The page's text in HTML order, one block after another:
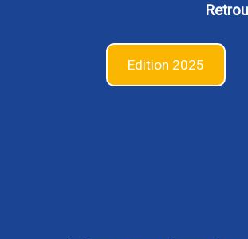
Edition 2025